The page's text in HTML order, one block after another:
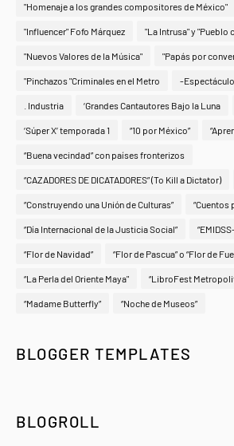
"Homenaje a los grandes compositores de México"
"Influencer" Fofo Márquez "La Intrusa" y "Pueblo
"Nuevos Valores de la Música" "Papás por
"Pinchazos "Criminales en el Metro -
. Industria ‘Grandes Cantautores Bajo la Luna
‘Súper X’ temporada 1 “10 por México”
“Buena vecindad” con países fronterizos
“CAZADORES DE DICATADORES” (To Kill a Dictator)
“Construyendo una Unión de Culturas” “Cuentos
“Día Internacional de la Justicia Social”
“Flor de Navidad” “Flor de Pascua” o “Flor de
“La Perla del Oriente Maya" “LibroFest
“Madame Butterfly” “Noche de Museos”
BLOGGER TEMPLATES
BLOGROLL